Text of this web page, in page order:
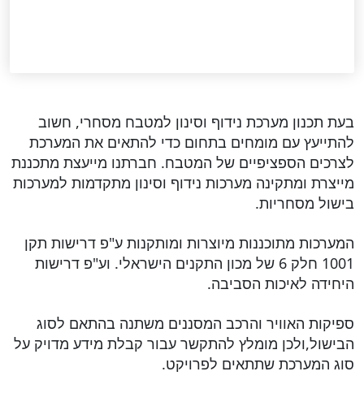
בעת תכנון מערכת נידוף וסינון למטבח מסחרי, חשוב
להתייעץ עם מומחים בתחום כדי להתאים את המערכת
לצרכים הספציפיים של המטבח. חברתנו מייעצת מתכננת
מייצרת ומתקינה מערכות נידוף וסינון מתקדמות למערכות
בישול מסחריות.
המערכות מתוכננות מיוצרות ומותקנות ע"פ דרישות תקן
1001 חלק 6 של מכון התקנים הישראלי. וע"פ דרישות
היחידה לאיכות הסביבה.
ספיקות האוויר והרכב המסננים משתנה בהתאם לסוג
הבישול,ולכן מומלץ להתקשר עבור קבלת מידע מדויק על
סוג המערכת שתתאים לפרויקט.